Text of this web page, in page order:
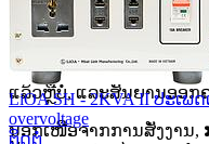
ໃນການອອກແບບລະບົບ
ຖືກກວດຈັບແລະສົ່ງກັບໄປຫ
ໝວດນີ້ຈຶ່ງຊ່ວຍໃຫ້ລະບົບຮູ້ວ່
ແລ້ວຫຼືບໍ່, ແລະສັນຍານອອກ
ນອກເໜືອຈາກການສັ່ງງານ,
LiOA SH - 2KVA II ປະເ
overvoltage
ຕິດຕໍ່